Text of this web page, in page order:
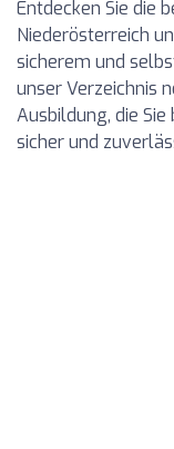
Entdecken Sie die
Niederösterreich
sicherem und
unser Verzeichnis
Ausbildung, die
sicher und